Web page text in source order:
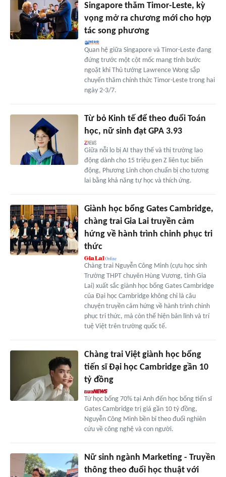
Singapore thăm Timor-Leste, kỳ
vọng mở ra chương mới cho hợp
tác song phương
Quan hệ giữa Singapore và Timor-Leste đang
đứng trước một cột mốc mang tính bước
ngoặt khi Thủ tướng Lawrence Wong sắp
chuyến thăm chính thức Timor-Leste trong hai
ngày 2-3/7.
Từ bỏ Kinh tế để theo đuổi Toán
học, nữ sinh đạt GPA 3.93
Giữa nỗi lo bị AI thay thế và thị trường lao
động dành cho 15 triệu gen Z liên tục biến
động, Phương Linh chọn chuẩn bị cho tương
lai bằng khả năng tự học và thích ứng.
Giành học bổng Gates Cambridge,
chàng trai Gia Lai truyền cảm
hứng về hành trình chinh phục tri
thức
Chàng trai Nguyễn Công Minh (cựu học sinh
Trường THPT chuyên Hùng Vương, tỉnh Gia
Lai) xuất sắc giành học bổng Gates Cambridge
của Đại học Cambridge không chỉ là câu
chuyện truyền cảm hứng về hành trình chinh
phục tri thức, mà còn thể hiện bản lĩnh và trí
tuệ Việt trên trường quốc tế.
Chàng trai Việt giành học bổng
tiến sĩ Đại học Cambridge gần 10
tỷ đồng
Từ học bổng 70% tại Anh đến học bổng tiến sĩ
Gates Cambridge trị giá gần 10 tỷ đồng,
Nguyễn Công Minh bền bỉ theo đuổi nghiên
cứu về công nghệ và con người.
Nữ sinh ngành Marketing - Truyền
thông theo đuổi học thuật với